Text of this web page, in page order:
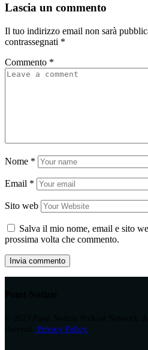
Lascia un commento
Il tuo indirizzo email non sarà
contrassegnati *
Commento *
Nome *
Email *
Sito web
Salva il mio nome, email e sito
prossima volta che commento.
Privacy Policy.